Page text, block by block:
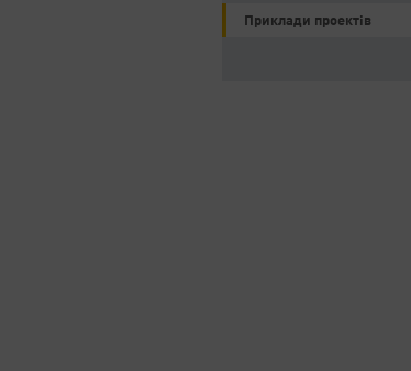
Приклади проектів